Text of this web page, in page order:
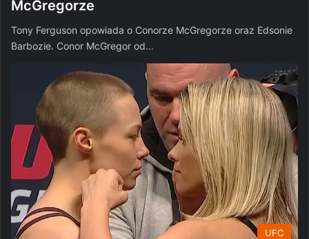
McGregorze
Tony Ferguson opowiada o Conorze McGregorze oraz Edsonie
Barbozie. Conor McGregor od…
UFC